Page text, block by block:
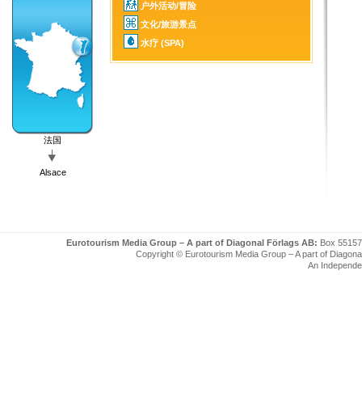
法国
Alsace
户外活动/冒险
文化/旅游景点
水疗 (SPA)
Eurotourism Media Group – A part of Diagonal Förlags AB: Box
Copyright © Eurotourism Media Group – A part of
An